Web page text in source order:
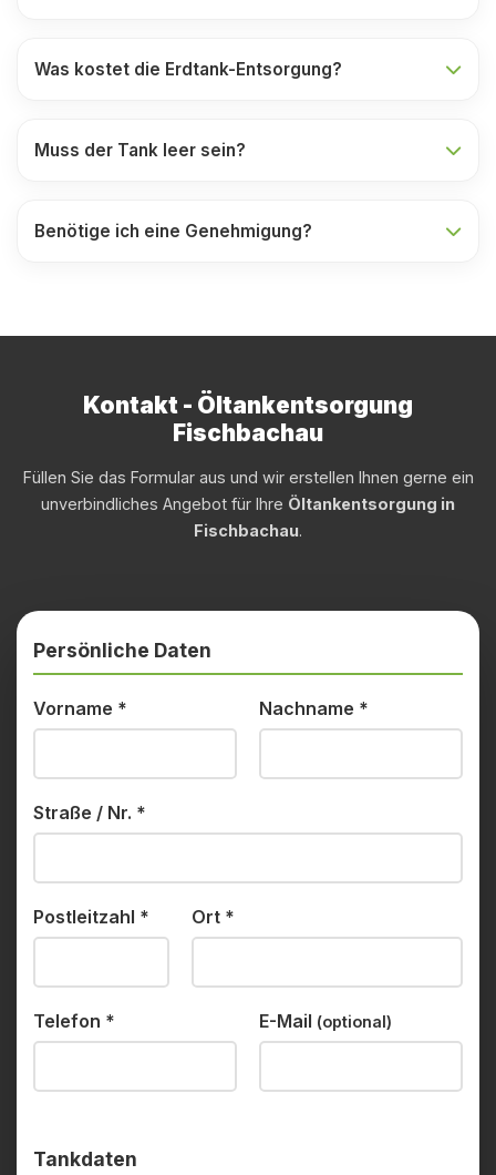
Was kostet die Erdtank-Entsorgung?
Muss der Tank leer sein?
Benötige ich eine Genehmigung?
Kontakt - Öltankentsorgung
Fischbachau
Füllen Sie das Formular aus und wir erstellen Ihnen gerne ein
unverbindliches Angebot für Ihre Öltankentsorgung in
Fischbachau.
Persönliche Daten
Vorname * Nachname *
Straße / Nr. *
Postleitzahl * Ort *
Telefon * E-Mail (optional)
Tankdaten